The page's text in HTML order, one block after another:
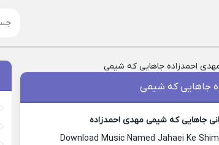
احمدزاده جاهایی که شیمی
جاهایی که شیمی
جاهایی که شیمی مهدی احمدزاده
Download Music Named Jahaei Ke